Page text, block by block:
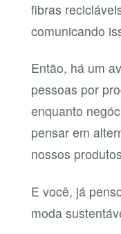
fibras
comunicando
Então, há um
pessoas por
enquanto
pensar em
nossos
E você, já
moda